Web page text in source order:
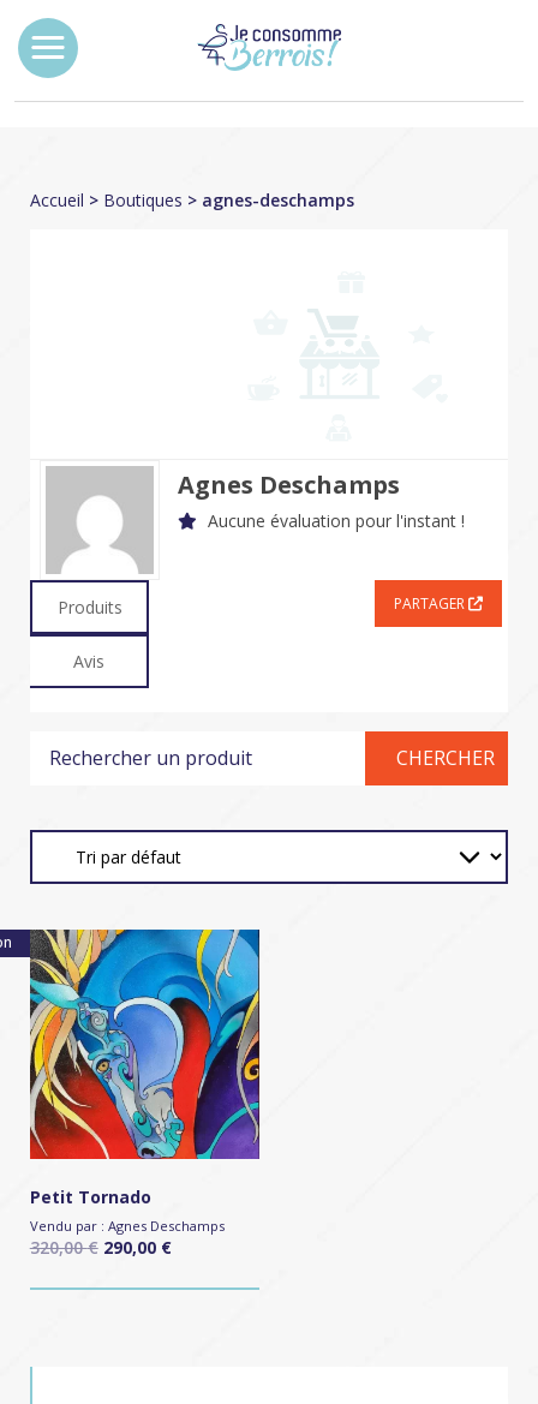
Accueil > Boutiques > agnes-deschamps
Agnes Deschamps
Aucune évaluation pour l'instant !
PARTAGER
Produits
Avis
Petit Tornado
320,00€ 290,00 €
Vendu par : Agnes Deschamps